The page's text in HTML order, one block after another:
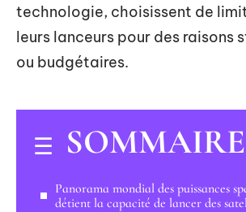
technologie, choisissent de
leurs lanceurs pour des raisons
ou budgétaires.
SOMMAIRE
Panorama mondial des puissances
détient la capacité de lancer des